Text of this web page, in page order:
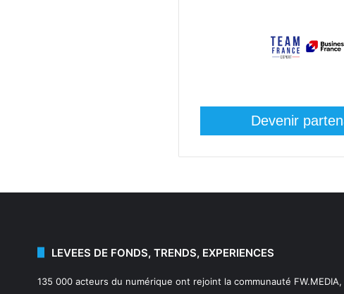
Devenir
LEVEES DE FONDS, TRENDS, EXPERIENCES
135 000 acteurs du numérique ont rejoint la communauté